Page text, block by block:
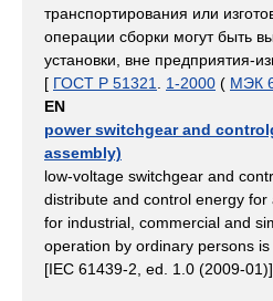
транспортирования или
операции сборки могут быть
установки, вне предприятия-
[ ГОСТ Р 51321 1-2000 ( МЭК
EN
power switchgear and
assembly)
low-voltage switchgear and
distribute and control energy
for industrial, commercial and
operation by ordinary persons
[IEC 61439-2, ed. 1.0 (2009-01)]